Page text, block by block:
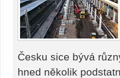
Česku sice bývá
hned několik